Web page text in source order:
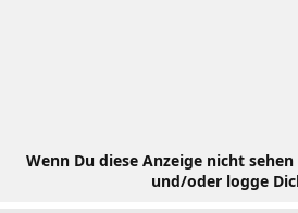
Wenn Du diese Anzeige nicht
und/oder logge